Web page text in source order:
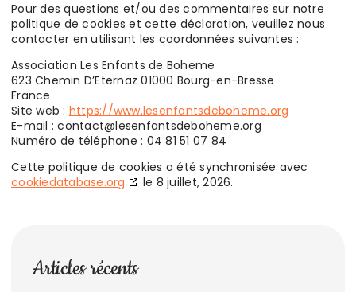
Pour des questions et/ou des commentaires sur notre
politique de cookies et cette déclaration, veuillez nous
contacter en utilisant les coordonnées suivantes :
Association Les Enfants de Boheme
623 Chemin D’Eternaz 01000 Bourg-en-Bresse
France
Site web : https://www.lesenfantsdeboheme.org
E-mail :contact@lesenfantsdeboheme.org
Numéro de téléphone : 04 81 51 07 84
Cette politique de cookies a été synchronisée avec
cookiedatabase.org
le 8 juillet, 2026.
Articles récents